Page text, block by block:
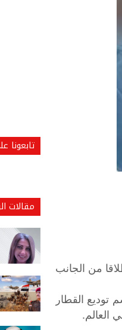
من الجانب
توديع القطار
تابعونا
مقالات